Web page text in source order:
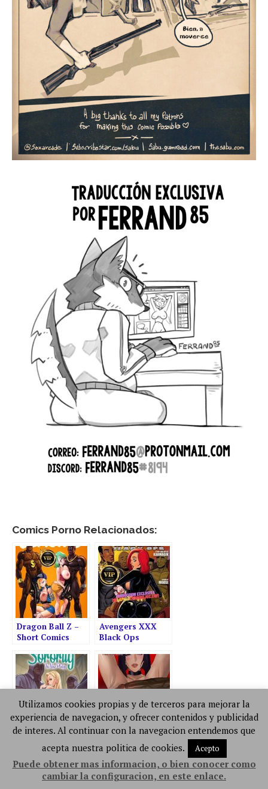
Comics Porno Relacionados:
Dragon Ball Z –
Short Comics
Avengers XXX
Black Ops
Comics]
Naughty Sorority
The New Pledge
[Kennycomix,
Voidwave]
Konoha Shinobi’s
Affair Parte 2
[Ecoas –
Doodlexxx]
Utilizamos cookies propias y de terceros para mejorar la
experiencia de navegacion, y ofrecer contenidos y publicidad
de interes. Al continuar con la navegacion entendemos que
acepta nuestra politica de cookies.
Acepto
Puede obtener mas informacion, o bien conocer como
cambiar la configuracion, en este enlace.